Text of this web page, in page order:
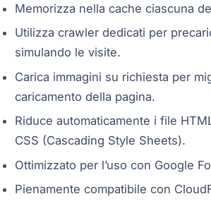
Memorizza nella cache ciascuna
Utilizza crawler dedicati per
simulando le visite.
Carica immagini su richiesta per
caricamento della pagina.
Riduce automaticamente i file
CSS (Cascading Style Sheets).
Ottimizzato per l’uso con Google
Pienamente compatibile con